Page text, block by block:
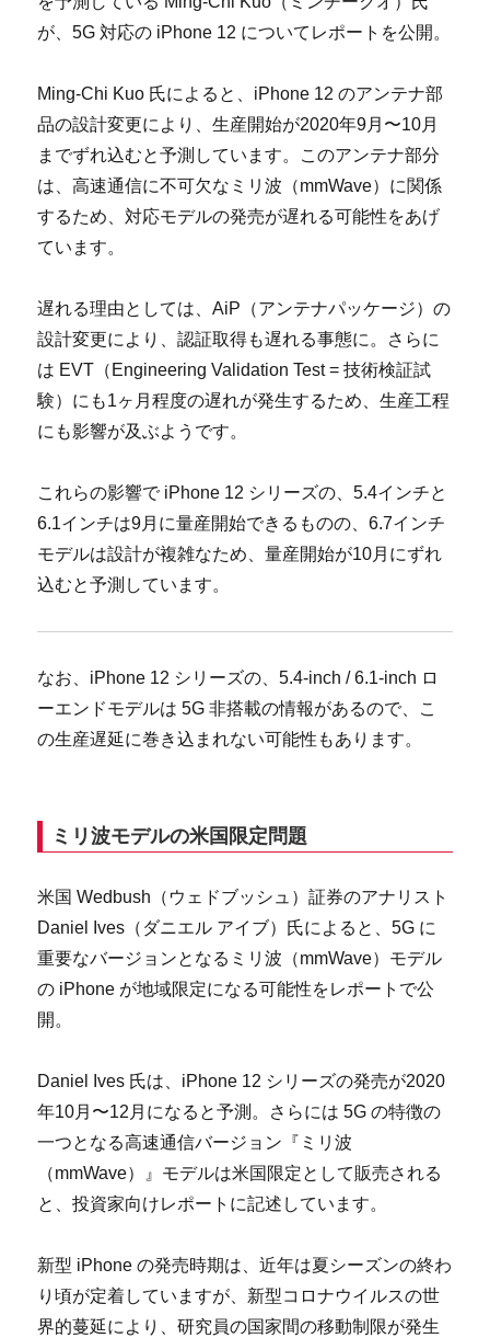
が、5G 対応の iPhone 12 についてレポートを公開。
Ming-Chi Kuo 氏によると、iPhone 12 のアンテナ部
品の設計変更により、生産開始が2020年9月〜10月
までずれ込むと予測しています。このアンテナ部分
は、高速通信に不可欠なミリ波（mmWave）に関係
するため、対応モデルの発売が遅れる可能性をあげ
ています。
遅れる理由としては、AiP（アンテナパッケージ）の
設計変更により、認証取得も遅れる事態に。さらに
は EVT（Engineering Validation Test = 技術検証試
験）にも1ヶ月程度の遅れが発生するため、生産工程
にも影響が及ぶようです。
これらの影響で iPhone 12 シリーズの、5.4インチと
6.1インチは9月に量産開始できるものの、6.7インチ
モデルは設計が複雑なため、量産開始が10月にずれ
込むと予測しています。
なお、iPhone 12 シリーズの、5.4-inch / 6.1-inch ロ
ーエンドモデルは 5G 非搭載の情報があるので、こ
の生産遅延に巻き込まれない可能性もあります。
ミリ波モデルの米国限定問題
米国 Wedbush（ウェドブッシュ）証券のアナリスト
Daniel Ives（ダニエル アイブ）氏によると、5G に
重要なバージョンとなるミリ波（mmWave）モデル
の iPhone が地域限定になる可能性をレポートで公
開。
Daniel Ives 氏は、iPhone 12 シリーズの発売が2020
年10月〜12月になると予測。さらには 5G の特徴の
一つとなる高速通信バージョン『ミリ波
（mmWave）』モデルは米国限定として販売される
と、投資家向けレポートに記述しています。
新型 iPhone の発売時期は、近年は夏シーズンの終わ
り頃が定着していますが、新型コロナウイルスの世
界的蔓延により、研究員の国家間の移動制限が発生